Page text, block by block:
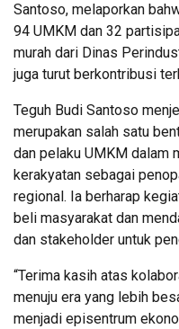
Santoso, melaporkan
94 UMKM dan 32
murah dari Dinas
juga turut berkontribusi
Teguh Budi Santoso
merupakan salah satu
dan pelaku UMKM dalam
kerakyatan sebagai
regional. Ia berharap
beli masyarakat dan
dan stakeholder untuk
“Terima kasih atas
menuju era yang lebih
menjadi episentrum